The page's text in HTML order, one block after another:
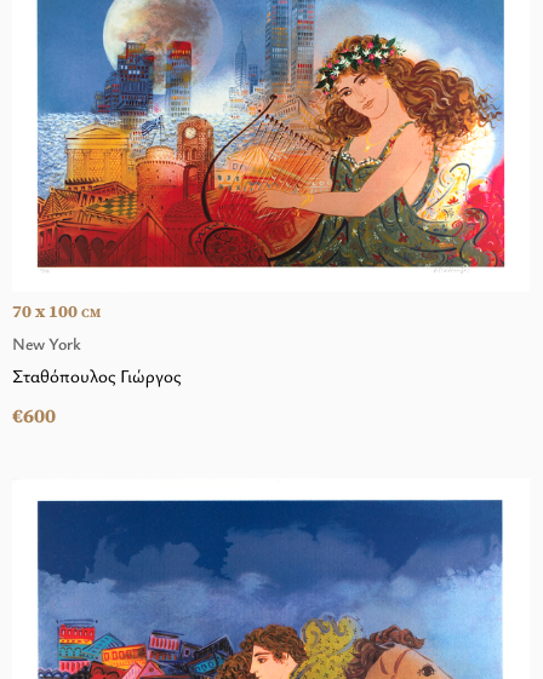
New York
70 x 100 CM
Σταθόπουλος Γιώργος
€600